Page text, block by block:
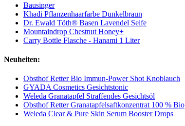
Bausinger
Khadi Pflanzenhaarfarbe Dunkelbraun
Dr. Ewald Töth® Basen Lavendel Seife
Mountaindrop Chestnut Honey+
Carry Bottle Flasche - Hanami 1 Liter
Neuheiten:
Obsthof Retter Bio Immun-Power Shot Knoblauch
GYADA Cosmetics Gesichtstonic
Weleda Granatapfel Straffendes Gesichtsöl
Obsthof Retter Granatapfelsaftkonzentrat 100 % Bio
Weleda Clear & Pure Skin Serum Booster Drops